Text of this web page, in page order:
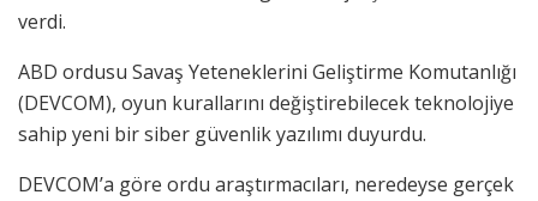
verdi.
ABD ordusu Savaş Yeteneklerini Geliştirme Komutanlığı
(DEVCOM), oyun kurallarını değiştirebilecek teknolojiye
sahip yeni bir siber güvenlik yazılımı duyurdu.
DEVCOM’a göre ordu araştırmacıları, neredeyse gerçek